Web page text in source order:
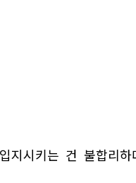
지시키는 건 불합리하